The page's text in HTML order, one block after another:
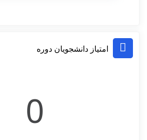
امتیاز دانشجویان دوره
0